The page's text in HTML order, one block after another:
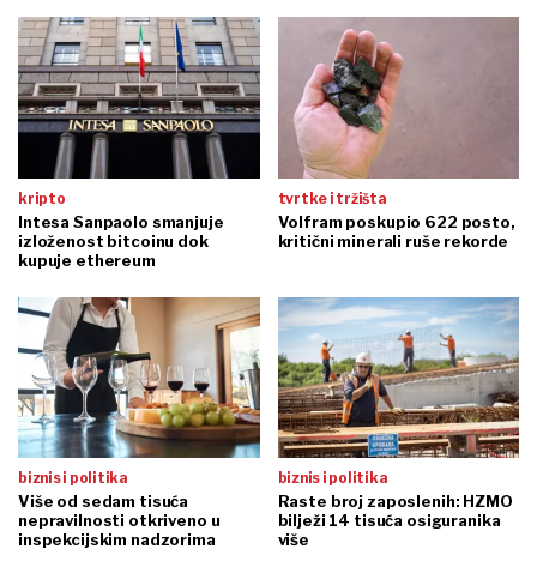
kripto
Intesa Sanpaolo smanjuje
izloženost bitcoinu dok
kupuje ethereum
tvrtke i tržišta
Volfram poskupio 622 posto,
kritični minerali ruše rekorde
biznis i politika
Više od sedam tisuća
nepravilnosti otkriveno u
inspekcijskim nadzorima
biznis i politika
Raste broj zaposlenih: HZMO
bilježi 14 tisuća osiguranika
više